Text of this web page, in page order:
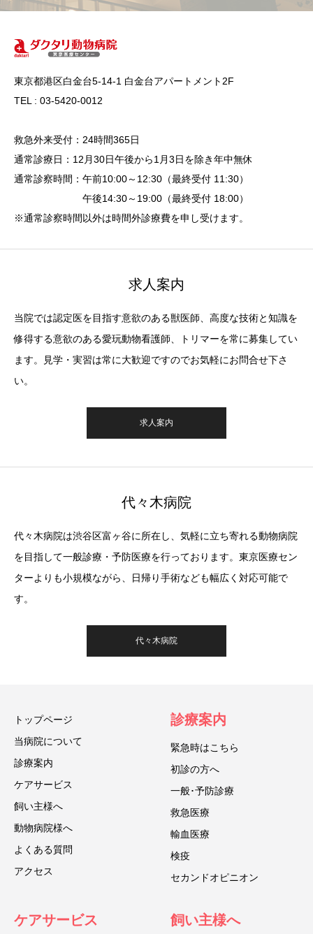
東京都港区白金台5-14-1 白金台アパートメント2F
TEL : 03-5420-0012
救急外来受付：24時間365日
通常診療日：12月30日午後から1月3日を除き年中無休
通常診察時間：午前10:00～12:30（最終受付 11:30）
午後14:30～19:00（最終受付 18:00）
※通常診察時間以外は時間外診療費を申し受けます。
求人案内
当院では認定医を目指す意欲のある獣医師、高度な技術と知識を
修得する意欲のある愛玩動物看護師、トリマーを常に募集してい
ます。見学・実習は常に大歓迎ですのでお気軽にお問合せ下さ
い。
求人案内
代々木病院
代々木病院は渋谷区富ヶ谷に所在し、気軽に立ち寄れる動物病院
を目指して一般診療・予防医療を行っております。東京医療セン
ターよりも小規模ながら、日帰り手術なども幅広く対応可能で
す。
代々木病院
トップページ
当病院について
診療案内
ケアサービス
飼い主様へ
動物病院様へ
よくある質問
アクセス
診療案内
緊急時はこちら
初診の方へ
一般･予防診療
救急医療
輸血医療
検疫
セカンドオピニオン
ケアサービス 飼い主様へ